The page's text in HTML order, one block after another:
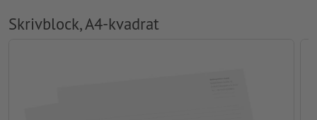
Skrivblock, A4-kvadrat